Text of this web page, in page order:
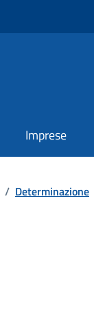
Imprese
/ Determinazione